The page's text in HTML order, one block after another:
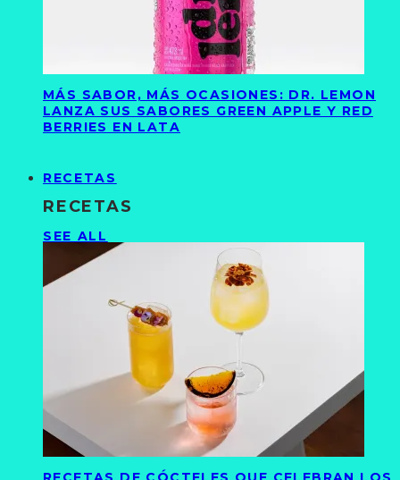
MÁS SABOR, MÁS OCASIONES: DR. LEMON
LANZA SUS SABORES GREEN APPLE Y RED
BERRIES EN LATA
RECETAS
RECETAS
SEE ALL